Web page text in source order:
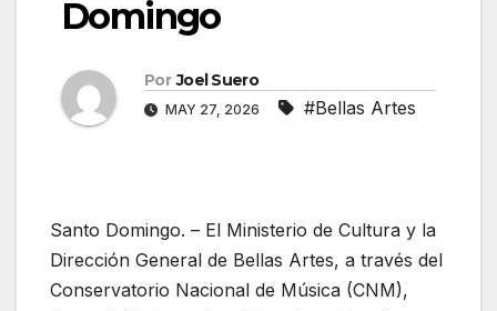
Domingo
Por Joel Suero
MAY 27, 2026 #Bellas Artes
Santo Domingo. – El Ministerio de Cultura y la
Dirección General de Bellas Artes, a través del
Conservatorio Nacional de Música (CNM),